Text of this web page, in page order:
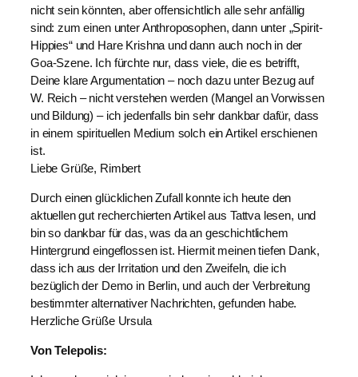
nicht sein könnten, aber offensichtlich alle sehr anfällig
sind: zum einen unter Anthroposophen, dann unter „Spirit-
Hippies“ und Hare Krishna und dann auch noch in der
Goa-Szene. Ich fürchte nur, dass viele, die es betrifft,
Deine klare Argumentation – noch dazu unter Bezug auf
W. Reich – nicht verstehen werden (Mangel an Vorwissen
und Bildung) – ich jedenfalls bin sehr dankbar dafür, dass
in einem spirituellen Medium solch ein Artikel erschienen
ist.
Liebe Grüße, Rimbert
Durch einen glücklichen Zufall konnte ich heute den
aktuellen gut recherchierten Artikel aus Tattva lesen, und
bin so dankbar für das, was da an geschichtlichem
Hintergrund eingeflossen ist. Hiermit meinen tiefen Dank,
dass ich aus der Irritation und den Zweifeln, die ich
bezüglich der Demo in Berlin, und auch der Verbreitung
bestimmter alternativer Nachrichten, gefunden habe.
Herzliche Grüße Ursula
Von Telepolis: